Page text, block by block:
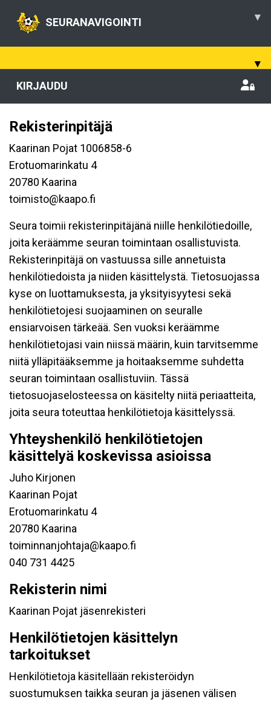
SEURANAVIGOINTI ▾
▾
KIRJAUDU
Rekisterinpitäjä
Kaarinan Pojat 1006858-6
Erotuomarinkatu 4
20780 Kaarina
toimisto@kaapo.fi
Seura toimii rekisterinpitäjänä niille henkilötiedoille,
joita keräämme seuran toimintaan osallistuvista.
Rekisterinpitäjä on vastuussa sille annetuista
henkilötiedoista ja niiden käsittelystä. Tietosuojassa
kyse on luottamuksesta, ja yksityisyytesi sekä
henkilötietojesi suojaaminen on seuralle
ensiarvoisen tärkeää. Sen vuoksi keräämme
henkilötietojasi vain niissä määrin, kuin tarvitsemme
niitä ylläpitääksemme ja hoitaaksemme suhdetta
seuran toimintaan osallistuviin. Tässä
tietosuojaselosteessa on käsitelty niitä periaatteita,
joita seura toteuttaa henkilötietoja käsittelyssä.
Yhteyshenkilö henkilötietojen
käsittelyä koskevissa asioissa
Juho Kirjonen
Kaarinan Pojat
Erotuomarinkatu 4
20780 Kaarina
toiminnanjohtaja@kaapo.fi
040 731 4425
Rekisterin nimi
Kaarinan Pojat jäsenrekisteri
Henkilötietojen käsittelyn
tarkoitukset
Henkilötietoja käsitellään rekisteröidyn
suostumuksen taikka seuran ja jäsenen välisen